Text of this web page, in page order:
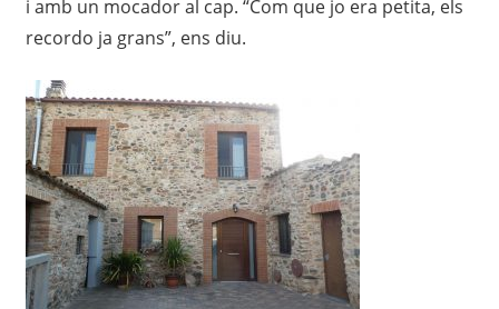
i amb un mocador al cap. “Com que jo era petita, els
recordo ja grans”, ens diu.